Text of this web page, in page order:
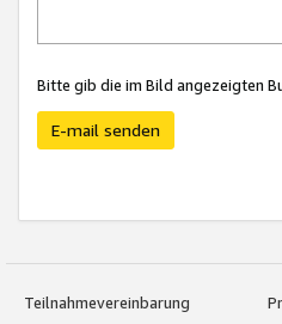
Bitte gib die im Bild angezeigten
E-mail senden
Teilnahmevereinbarung